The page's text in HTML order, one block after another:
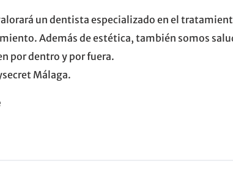
un dentista especializado en el
Además de estética, también somos
por dentro y por fuera.
Málaga.